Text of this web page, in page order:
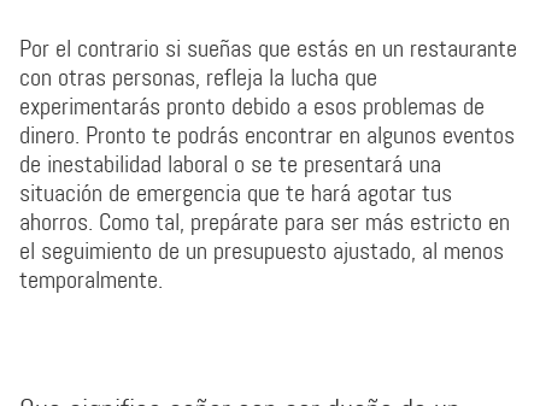
Por el contrario si sueñas que estás en un restaurante
con otras personas, refleja la lucha que
experimentarás pronto debido a esos problemas de
dinero. Pronto te podrás encontrar en algunos eventos
de inestabilidad laboral o se te presentará una
situación de emergencia que te hará agotar tus
ahorros. Como tal, prepárate para ser más estricto en
el seguimiento de un presupuesto ajustado, al menos
temporalmente.